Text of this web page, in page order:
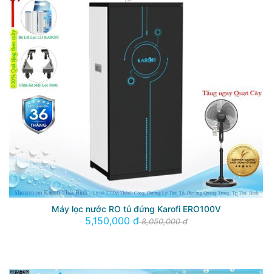
Máy lọc nước RO tủ đứng Karofi ERO100V
5,150,000 đ8,050,000 đ